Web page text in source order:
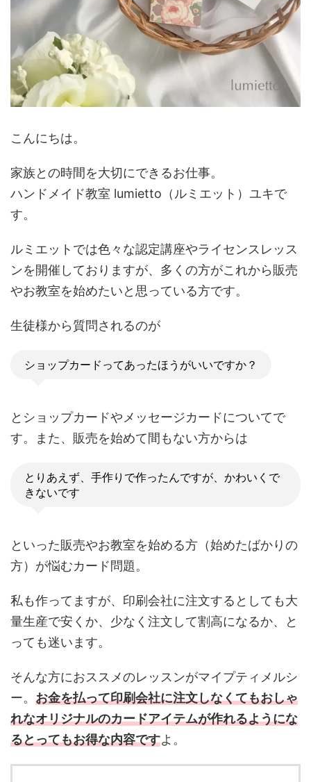
こんにちは。
家族との時間を大切にできるお仕事。
ハンドメイド教室 lumietto（ルミエット）ユキで
す。
ルミエットでは色々な認定講座やライセンスレッス
ンを開催しておりますが、多くの方がこれから販売
やお教室を始めたいと思っている方です。
生徒様から質問されるのが
ショップカードってあったほうがいいですか？
とショップカードやメッセージカードについてで
す。また、販売を始めて間もない方からは
とりあえず、手作りで作ったんですが、かわいくで
きないです
といった販売やお教室を始める方（始めたばかりの
方）が悩むカード問題。
私も作ってますが、印刷会社に注文するとしても大
量生産で安くか、少なく注文して割高になるか、と
っても迷います。
そんな方におススメのレッスンがマイプティメルシ
ー。 お金を払って印刷会社に注文しなくてもおしゃ
れなオリジナルのカードアイテムが作れるようにな
るとってもお得な内容ですよ。